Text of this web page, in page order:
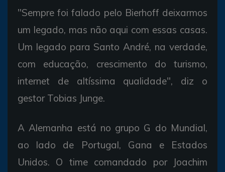
"Sempre foi falado pelo Bierhoff deixarmos
um legado, mas não aqui com essas casas.
Um legado para Santo André, na verdade,
com educação, crescimento do turismo,
internet de altíssima qualidade", diz o
gestor Tobias Junge.
A Alemanha está no grupo G do Mundial,
ao lado de Portugal, Gana e Estados
Unidos. O time comandado por Joachim